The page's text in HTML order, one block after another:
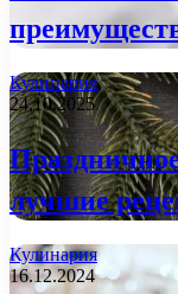
Кулинария
24.10.2025
лучшие
Кулинария
16.12.2024